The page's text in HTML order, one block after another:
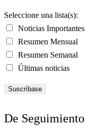
Seleccione una lista(s):
Noticias Importantes
Resumen Mensual
Resumen Semanal
Últimas noticias
De Seguimiento